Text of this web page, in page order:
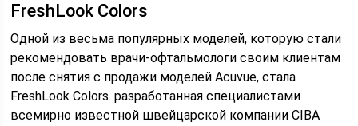
FreshLook Colors
Одной из весьма популярных моделей, которую стали
рекомендовать врачи-офтальмологи своим клиентам
после снятия с продажи моделей Acuvue, стала
FreshLook Colors. разработанная специалистами
всемирно известной швейцарской компании CIBA